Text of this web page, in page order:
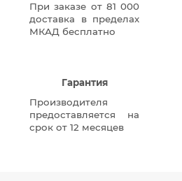
При заказе от 81 000
доставка в пределах
МКАД бесплатно
Гарантия
Производителя
предоставляется на
срок от 12 месяцев